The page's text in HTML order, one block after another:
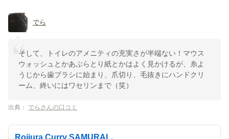
でら
そして、トイレのアメニティの充実さが半端ない！マウス
ウォッシュとかあぶらとり紙とかはよく見かけるが、糸よ
うじから歯ブラシに始まり、爪切り、毛抜きにハンドクリ
ーム、終いにはワセリンまで（笑）
出典： でらさんの口コミ